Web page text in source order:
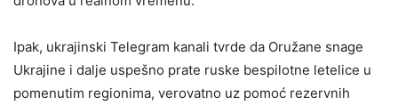
Ipak, ukrajinski Telegram kanali tvrde da Oružane snage
Ukrajine i dalje uspešno prate ruske bespilotne letelice u
pomenutim regionima, verovatno uz pomoć rezervnih